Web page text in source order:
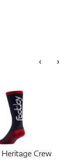
‹ ›
FootJoy